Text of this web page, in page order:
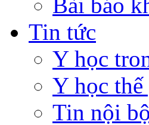
Tin tức
Y học
Y học
Tin nội bộ